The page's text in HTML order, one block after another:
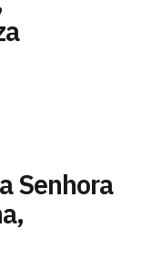
Senhora